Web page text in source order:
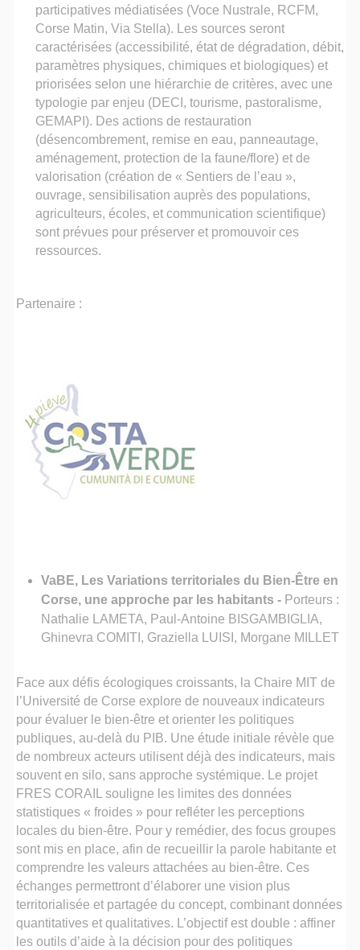
participatives médiatisées (Voce Nustrale, RCFM,
Corse Matin, Via Stella). Les sources seront
caractérisées (accessibilité, état de dégradation, débit,
paramètres physiques, chimiques et biologiques) et
priorisées selon une hiérarchie de critères, avec une
typologie par enjeu (DECI, tourisme, pastoralisme,
GEMAPI). Des actions de restauration
(désencombrement, remise en eau, panneautage,
aménagement, protection de la faune/flore) et de
valorisation (création de « Sentiers de l’eau »,
ouvrage, sensibilisation auprès des populations,
agriculteurs, écoles, et communication scientifique)
sont prévues pour préserver et promouvoir ces
ressources.
Partenaire :
VaBE, Les Variations territoriales du Bien-Être en
Corse, une approche par les habitants - Porteurs :
Nathalie LAMETA, Paul-Antoine BISGAMBIGLIA,
Ghinevra COMITI, Graziella LUISI, Morgane MILLET
Face aux défis écologiques croissants, la Chaire MIT de
l’Université de Corse explore de nouveaux indicateurs
pour évaluer le bien-être et orienter les politiques
publiques, au-delà du PIB. Une étude initiale révèle que
de nombreux acteurs utilisent déjà des indicateurs, mais
souvent en silo, sans approche systémique. Le projet
FRES CORAIL souligne les limites des données
statistiques « froides » pour refléter les perceptions
locales du bien-être. Pour y remédier, des focus groupes
sont mis en place, afin de recueillir la parole habitante et
comprendre les valeurs attachées au bien-être. Ces
échanges permettront d’élaborer une vision plus
territorialisée et partagée du concept, combinant données
quantitatives et qualitatives. L’objectif est double : affiner
les outils d’aide à la décision pour des politiques